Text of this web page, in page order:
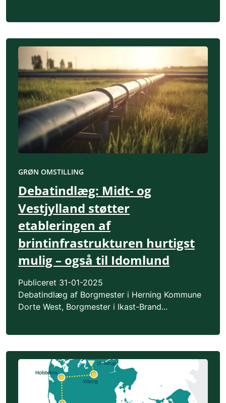
GRØN OMSTILLING
Debatindlæg: Midt- og
Vestjylland støtter
etableringen af
brintinfrastrukturen hurtigst
mulig – også til Idomlund
Publiceret 31-01-2025
Debatindlæg af Borgmester i Herning Kommune
Dorte West, Borgmester i Ikast-Brand...